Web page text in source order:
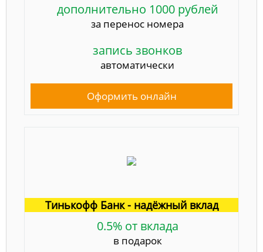
дополнительно 1000 рублей
за перенос номера
запись звонков
автоматически
Оформить онлайн
Тинькофф Банк - надёжный вклад
0.5% от вклада
в подарок